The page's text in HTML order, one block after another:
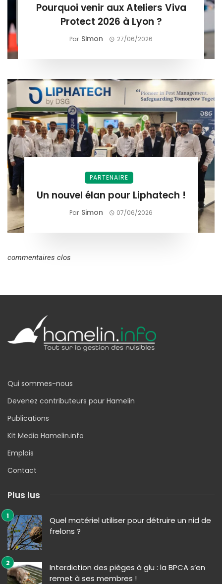
Pourquoi venir aux Ateliers Viva
Protect 2026 à Lyon ?
Par Simon 27/06/2026
PARTENAIRE
Un nouvel élan pour Liphatech !
Par Simon 07/06/2026
commentaires clos
Qui sommes-nous
Devenez contributeurs pour Hamelin
Publications
Kit Media Hamelin.info
Emplois
Contact
Plus lus
Quel matériel utiliser pour détruire un nid de
frelons ?
Interdiction des pièges à glu : la BPCA s’en
remet à ses membres !